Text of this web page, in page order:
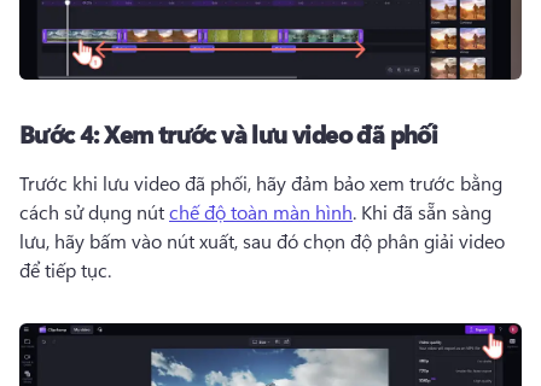
Bước 4:Xem trước và lưu video đã phối
Trước khi lưu video đã phối, hãy đảm bảo xem trước bằng
cách sử dụng nút chế độ toàn màn hình. Khi đã sẵn sàng
lưu, hãy bấm vào nút xuất, sau đó chọn độ phân giải video
để tiếp tục.